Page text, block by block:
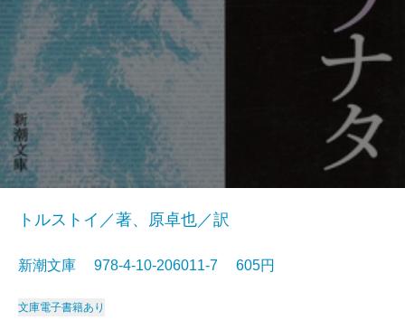
トルストイ／著、原卓也／訳
新潮文庫 978-4-10-206011-7 605円
文庫電子書籍あり